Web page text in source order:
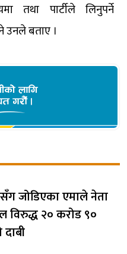
तथा पार्टीले लिनुपर्ने
उनले बताए ।
जोडिएका एमाले नेता
विरुद्ध २० करोड ९०